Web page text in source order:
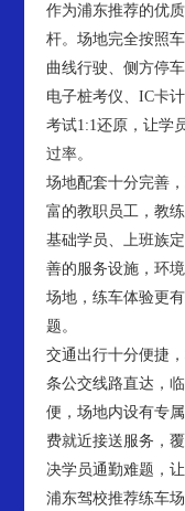
作为浦东推荐的优
杆。场地完全按照
曲线行驶、侧方停
电子桩考仪、IC卡
考试1:1还原，让学
过率。
场地配套十分完善
富的教职员工，教
基础学员、上班族
善的服务设施，环
场地，练车体验更
题。
交通出行十分便捷
条公交线路直达，
便，场地内设有专
费就近接送服务，
决学员通勤难题，
浦东驾校推荐练车